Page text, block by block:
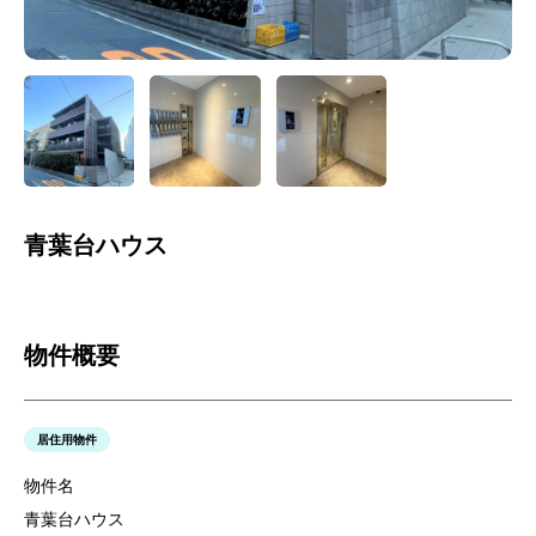
青葉台ハウス
物件概要
居住用物件
物件名
青葉台ハウス